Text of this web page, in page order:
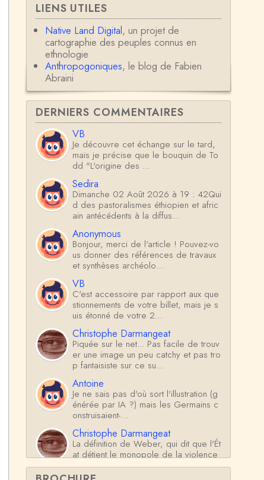
LIENS UTILES
Native Land Digital, un projet de
cartographie des peuples connus en
ethnologie
Anthropogoniques, le blog de Fabien
Abraini
DERNIERS COMMENTAIRES
VB
Je découvre cet échange sur le tard,
mais je précise que le bouquin de To
dd "L'origine des …
Sedira
Dimanche 02 Août 2026 à 19 : 42Qui
d des pastoralismes éthiopien et afric
ain antécédents à la diffus…
Anonymous
Bonjour, merci de l'article ! Pouvez-vo
us donner des références de travaux
et synthèses archéolo…
VB
C'est accessoire par rapport aux que
stionnements de votre billet, mais je s
uis étonné de votre 2…
Christophe Darmangeat
Piquée sur le net... Pas facile de trouv
er une image un peu catchy et pas tro
p fantaisiste sur ce su…
Antoine
Je ne sais pas d'où sort l'illustration (g
énérée par IA ?) mais les Germains c
onstruisaient-…
Christophe Darmangeat
La définition de Weber, qui dit que l'Ét
at détient le monopole de la violence
*légitime* répond …